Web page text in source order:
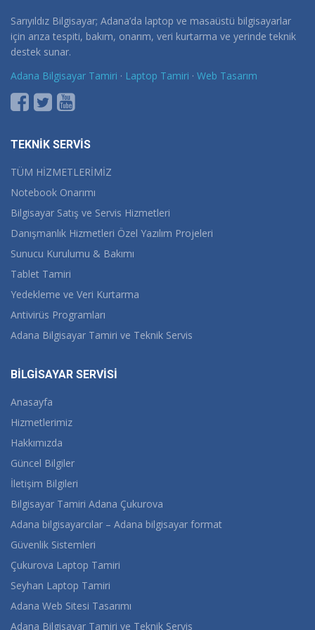
Sarıyıldız Bilgisayar; Adana’da laptop ve masaüstü bilgisayarlar
için arıza tespiti, bakım, onarım, veri kurtarma ve yerinde teknik
destek sunar.
Adana Bilgisayar Tamiri · Laptop Tamiri · Web Tasarım
TEKNİK SERVİS
TÜM HİZMETLERİMİZ
Notebook Onarımı
Bilgisayar Satış ve Servis Hizmetleri
Danışmanlık Hizmetleri Özel Yazılım Projeleri
Sunucu Kurulumu & Bakımı
Tablet Tamiri
Yedekleme ve Veri Kurtarma
Antivirüs Programları
Adana Bilgisayar Tamiri ve Teknik Servis
BİLGİSAYAR SERVİSİ
Anasayfa
Hizmetlerimiz
Hakkımızda
Güncel Bilgiler
İletişim Bilgileri
Bilgisayar Tamiri Adana Çukurova
Adana bilgisayarcılar – Adana bilgisayar format
Güvenlik Sistemleri
Çukurova Laptop Tamiri
Seyhan Laptop Tamiri
Adana Web Sitesi Tasarımı
Adana Bilgisayar Tamiri ve Teknik Servis